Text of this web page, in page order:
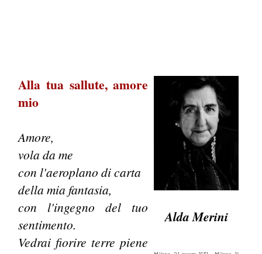
Alla tua sallute, amore
mio
Amore,
vola da me
con l'aeroplano di carta
della mia fantasia,
con l'ingegno del tuo
sentimento.
Vedrai fiorire terre piene
Alda Merini